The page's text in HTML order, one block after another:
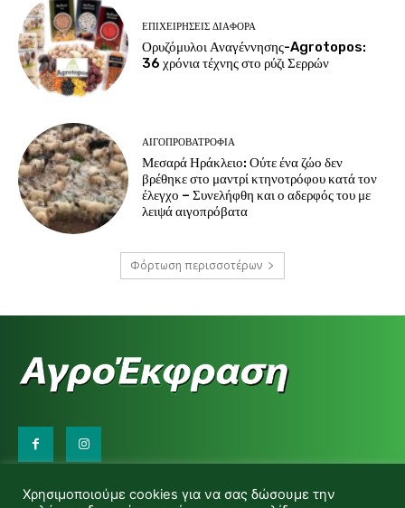
ΕΠΙΧΕΙΡΉΣΕΙΣ ΔΙΆΦΟΡΑ
Ορυζόμυλοι Αναγέννησης-Agrotopos:
36 χρόνια τέχνης στο ρύζι Σερρών
ΑΙΓΟΠΡΟΒΑΤΡΟΦΊΑ
Μεσαρά Ηράκλειο: Ούτε ένα ζώο δεν
βρέθηκε στο μαντρί κτηνοτρόφου κατά τον
έλεγχο – Συνελήφθη και ο αδερφός του με
λειψά αιγοπρόβατα
Φόρτωση περισσοτέρων
d.makas@yahoo.gr
Χρησιμοποιούμε cookies για να σας δώσουμε την